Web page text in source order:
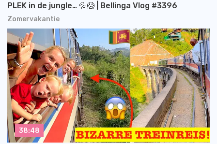
Zomervakantie
PLEK in de jungle… 💦😱 | Bellinga Vlog #3396
38:48